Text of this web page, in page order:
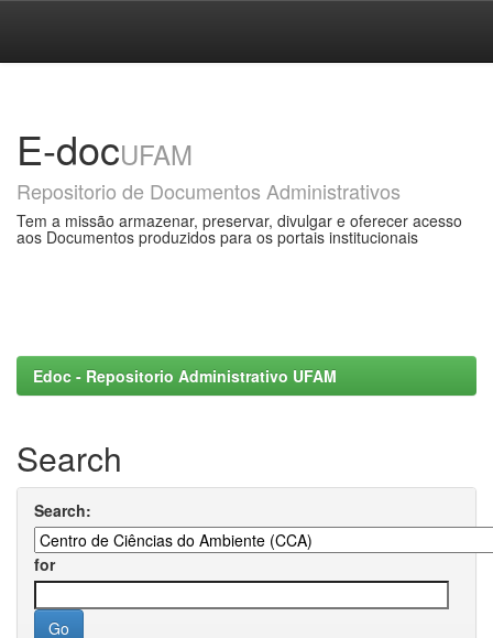
E-docUFAM
Repositorio de Documentos Administrativos
Tem a missão armazenar, preservar, divulgar e oferecer acesso
aos Documentos produzidos para os portais institucionais
Edoc - Repositorio Administrativo UFAM
Search
Search:
for